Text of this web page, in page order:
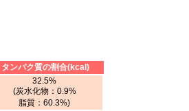
タンパク質の割合(kcal)
32.5%
(炭水化物：0.9%
脂質：60.3%)